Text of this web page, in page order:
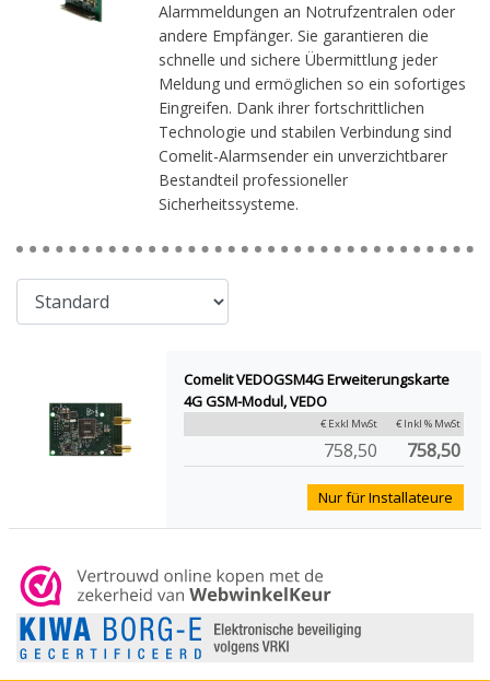
Alarmmeldungen an Notrufzentralen oder
andere Empfänger. Sie garantieren die
schnelle und sichere Übermittlung jeder
Meldung und ermöglichen so ein sofortiges
Eingreifen. Dank ihrer fortschrittlichen
Technologie und stabilen Verbindung sind
Comelit-Alarmsender ein unverzichtbarer
Bestandteil professioneller
Sicherheitssysteme.
Comelit VEDOGSM4G Erweiterungskarte
4G GSM-Modul, VEDO
€ Exkl MwSt € Inkl % MwSt
758,50 758,50
Nur für Installateure